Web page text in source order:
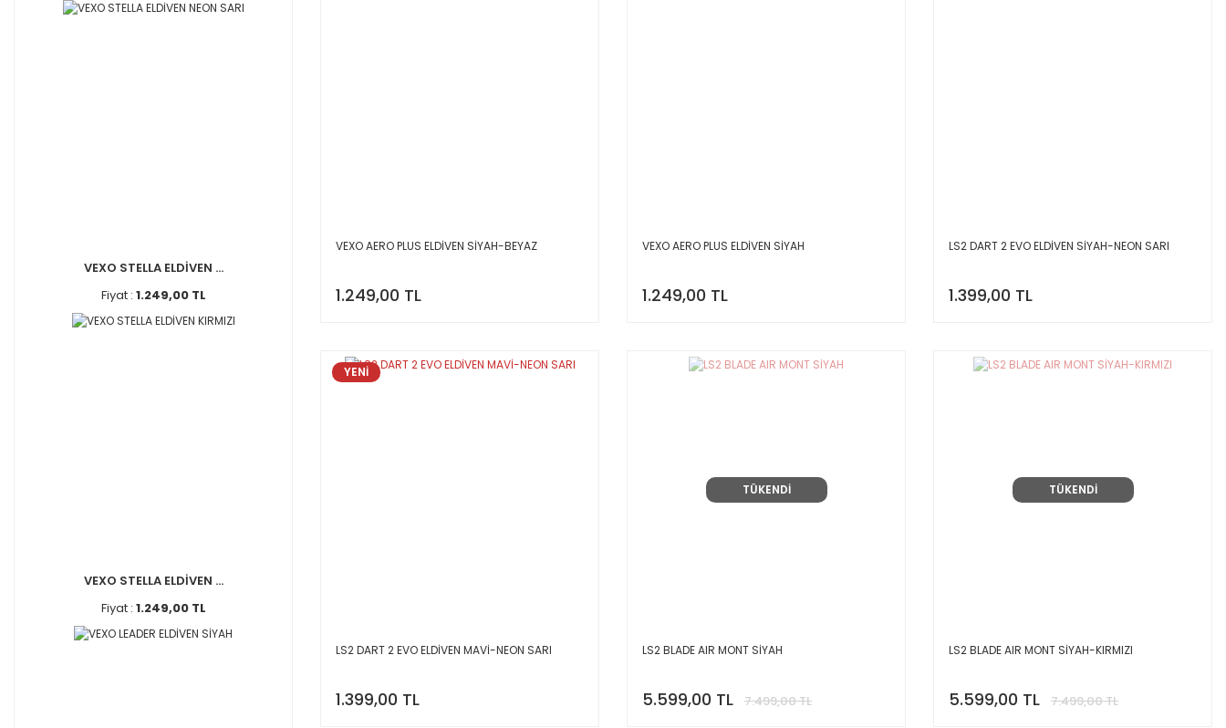
VEXO STELLA ELDİVEN ...
Fiyat : 1.249,00 TL
VEXO STELLA ELDİVEN ...
Fiyat : 1.249,00 TL
VEXO AERO PLUS ELDİVEN SİYAH-BEYAZ
1.249,00 TL
VEXO AERO PLUS ELDİVEN SİYAH
1.249,00 TL
LS2 DART 2 EVO ELDİVEN SİYAH-NEON SARI
1.399,00 TL
YENİ
LS2 DART 2 EVO ELDİVEN MAVİ-NEON SARI
1.399,00 TL
TÜKENDİ
LS2 BLADE AIR MONT SİYAH
5.599,00 TL 7.499,00 TL
TÜKENDİ
LS2 BLADE AIR MONT SİYAH-KIRMIZI
5.599,00 TL 7.499,00 TL